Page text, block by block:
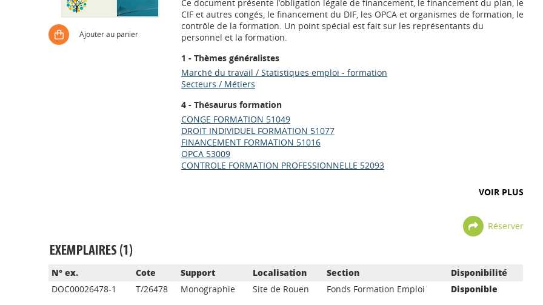
Ajouter au panier
Ce document présente l’obligation légale de financement, le financement du plan, le
CIF et autres congés, le financement du DIF, les OPCA et organismes de formation, le
contrôle de la formation. Un point spécial est fait sur les représentants du
personnel et la formation.
1 - Thèmes généralistes
Marché du travail / Statistiques emploi - formation
Secteurs / Métiers
4 - Thésaurus formation
CONGE FORMATION 51049
DROIT INDIVIDUEL FORMATION 51077
FINANCEMENT FORMATION 51016
OPCA 53009
CONTROLE FORMATION PROFESSIONNELLE 52093
VOIR PLUS
Réserver
EXEMPLAIRES (1)
N° ex. Cote Support Localisation Section
Disponibilité
DOC00026478-1
T/26478 Monographie Site de Rouen Fonds Formation Emploi Disponible